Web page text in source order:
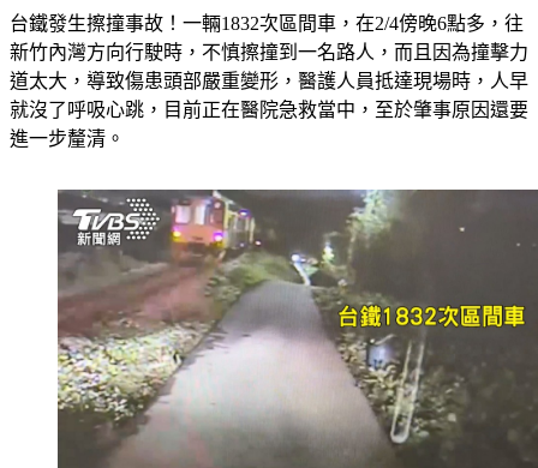
台鐵發生擦撞事故！一輛1832次區間車，在2/4傍晚6點多，往
新竹內灣方向行駛時，不慎擦撞到一名路人，而且因為撞擊力
道太大，導致傷患頭部嚴重變形，醫護人員抵達現場時，人早
就沒了呼吸心跳，目前正在醫院急救當中，至於肇事原因還要
進一步釐清。